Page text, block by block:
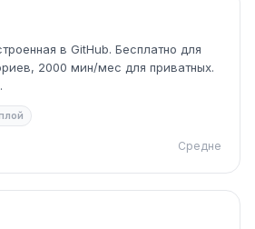
в GitHub. Бесплатно для
2000 мин/мес для приватных.
Средне